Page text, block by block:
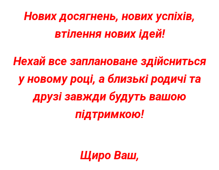
Нових досягнень, нових успіхів,
втілення нових ідей!
Нехай все заплановане здійсниться
у новому році, а близькі родичі та
друзі завжди будуть вашою
підтримкою!
Щиро Ваш,